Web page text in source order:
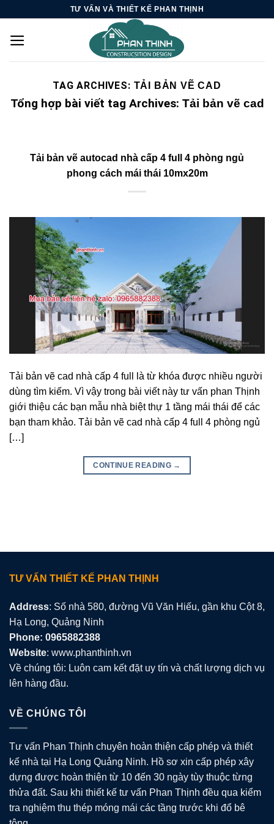
content
TƯ VẤN VÀ THIẾT KẾ PHAN THỊNH
TAG ARCHIVES: TẢI BẢN VẼ CAD
Tổng hợp bài viết tag Archives: Tải bản vẽ cad
Tải bản vẽ autocad nhà cấp 4 full 4 phòng ngủ
phong cách mái thái 10mx20m
Tải bản vẽ cad nhà cấp 4 full là từ khóa được nhiều người
dùng tìm kiếm. Vì vậy trong bài viết này tư vấn phan Thịnh
giới thiệu các bạn mẫu nhà biệt thự 1 tầng mái thái để các
bạn tham khảo. Tải bản vẽ cad nhà cấp 4 full 4 phòng ngủ
[…]
CONTINUE READING →
TƯ VẤN THIẾT KẾ PHAN THỊNH
Address: Số nhà 580, đường Vũ Văn Hiếu, gần khu Cột 8,
Hạ Long, Quảng Ninh
Phone: 0965882388
Website: www.phanthinh.vn
Về chúng tôi: Luôn cam kết đặt uy tín và chất lượng dịch vụ
lên hàng đầu.
VỀ CHÚNG TÔI
Tư vấn Phan Thịnh chuyên hoàn thiện cấp phép và thiết
kế nhà tại Hạ Long Quảng Ninh. Hồ sơ xin cấp phép xây
dựng được hoàn thiện từ 10 đến 30 ngày tùy thuộc từng
thửa đất. Sau khi thiết kế tư vấn Phan Thịnh đều qua kiểm
tra nghiệm thu thép móng mái các tầng trước khi đổ bê